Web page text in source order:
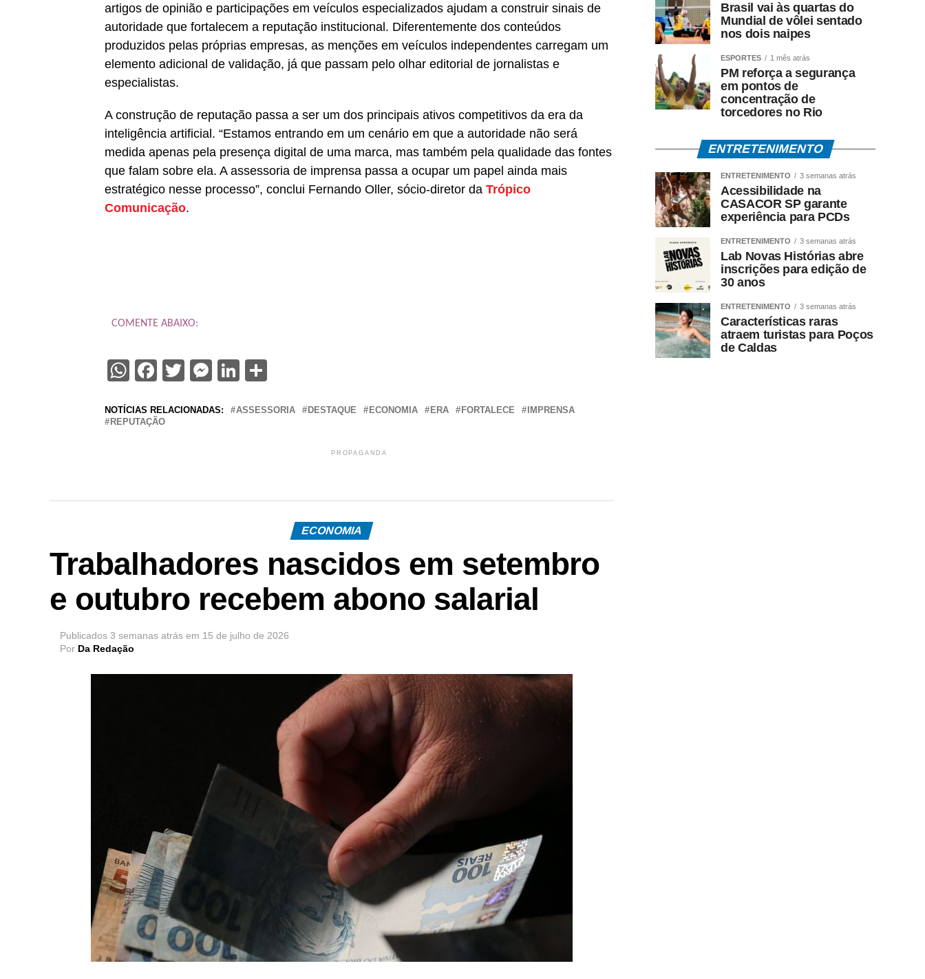
artigos de opinião e participações em veículos especializados ajudam a construir sinais de
autoridade que fortalecem a reputação institucional. Diferentemente dos conteúdos
produzidos pelas próprias empresas, as menções em veículos independentes carregam um
elemento adicional de validação, já que passam pelo olhar editorial de jornalistas e
especialistas.
A construção de reputação passa a ser um dos principais ativos competitivos da era da
inteligência artificial. “Estamos entrando em um cenário em que a autoridade não será
medida apenas pela presença digital de uma marca, mas também pela qualidade das fontes
que falam sobre ela. A assessoria de imprensa passa a ocupar um papel ainda mais
estratégico nesse processo”, conclui Fernando Oller, sócio-diretor da Trópico
Comunicação.
COMENTE ABAIXO:
WhatsApp
Facebook
Twitter
Messenger
LinkedIn
NOTÍCIAS RELACIONADAS: ASSESSORIA DESTAQUE ECONOMIA ERA FORTALECE
IMPRENSA
REPUTAÇÃO
PROPAGANDA
ECONOMIA
Trabalhadores nascidos em setembro
e outubro recebem abono salarial
Publicados 3 semanas atrás em 15 de julho de 2026
Por Da Redação
Brasil vai às quartas do
Mundial de vôlei sentado
nos dois naipes
ESPORTES 1 mês atrás
PM reforça a segurança
em pontos de
concentração de
torcedores no Rio
ENTRETENIMENTO
ENTRETENIMENTO 3 semanas atrás
Acessibilidade na
CASACOR SP garante
experiência para PCDs
ENTRETENIMENTO 3 semanas atrás
Lab Novas Histórias abre
inscrições para edição de
30 anos
ENTRETENIMENTO 3 semanas atrás
Características raras
atraem turistas para Poços
de Caldas